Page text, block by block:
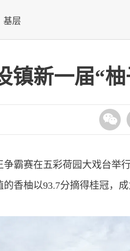
基层
镇新一届“
争霸赛在五彩荷园大戏台举
香柚以93.7分摘得桂冠，成